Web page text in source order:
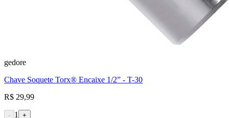
gedore
Chave Soquete Torx® Encaixe 1/2” - T-30
R$ 29,99
- 1 +